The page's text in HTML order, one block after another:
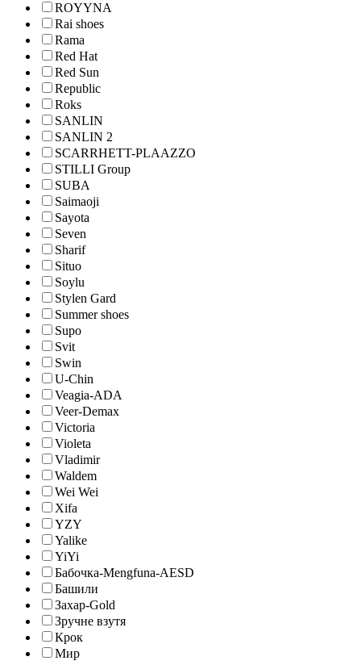
ROYYNA
Rai shoes
Rama
Red Hat
Red Sun
Republic
Roks
SANLIN
SANLIN 2
SCARRHETT-PLAAZZO
STILLI Group
SUBA
Saimaoji
Sayota
Seven
Sharif
Situo
Soylu
Stylen Gard
Summer shoes
Supo
Svit
Swin
U-Chin
Veagia-ADA
Veer-Demax
Victoria
Violeta
Vladimir
Waldem
Wei Wei
Xifa
YZY
Yalike
YiYi
Бабочка-Mengfuna-AESD
Башили
Захар-Gold
Зручне взутя
Крок
Мир